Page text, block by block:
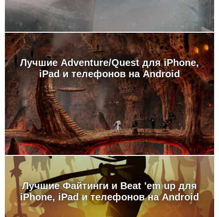
Лучшие Adventure/Quest для iPhone,
iPad и телефонов на Android
Лучшие Файтинги и Beat 'em up для
iPhone, iPad и телефонов на Android